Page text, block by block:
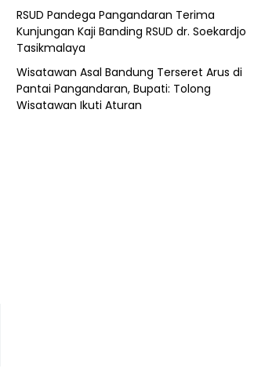
RSUD Pandega Pangandaran Terima
Kunjungan Kaji Banding RSUD dr. Soekardjo
Tasikmalaya
Wisatawan Asal Bandung Terseret Arus di
Pantai Pangandaran, Bupati: Tolong
Wisatawan Ikuti Aturan